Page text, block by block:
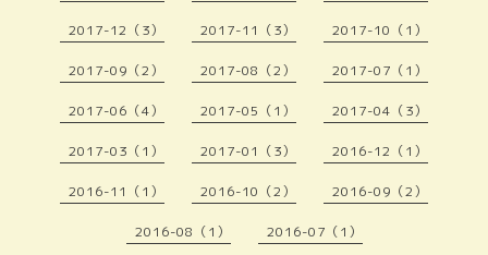
2017-12（3） 2017-11（3） 2017-10（1）
2017-09（2） 2017-08（2） 2017-07（1）
2017-06（4） 2017-05（1） 2017-04（3）
2017-03（1） 2017-01（3） 2016-12（1）
2016-11（1） 2016-10（2） 2016-09（2）
2016-08（1） 2016-07（1）